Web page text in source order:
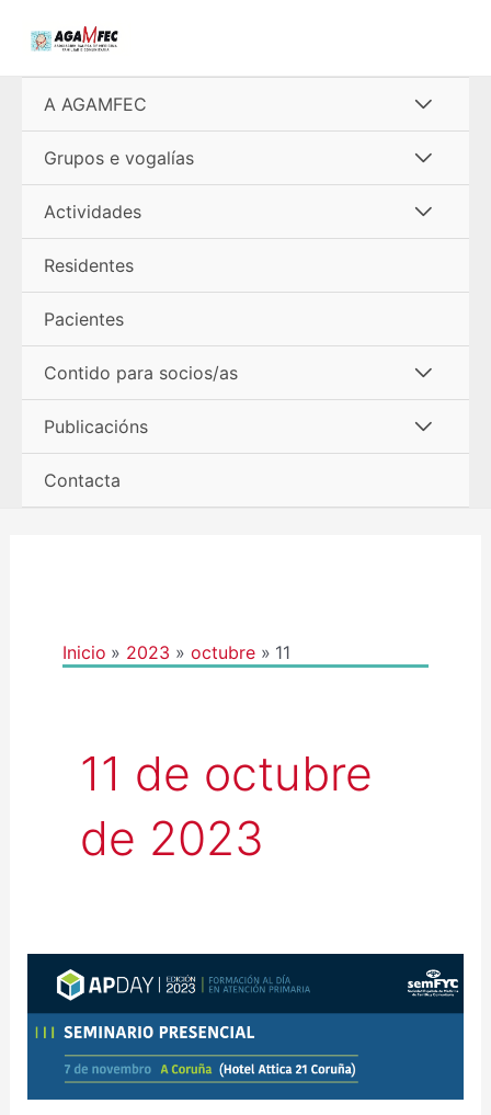
A AGAMFEC
menú
Grupos e vogalías
menú
Actividades
Residentes
Pacientes
Contido para socios/as
menú
Publicacións
Contacta
Inicio 2023 octubre 11
11 de octubre
de 2023
PRESENCIAL:
A
–
7